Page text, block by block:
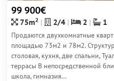
99 900€
75m2 2/4 2 1
Продаются двухкомнатные
площадью 73м2 и 78м2.
столовая, кухня, две спальни,
террасы В непосредственной
школа, гимназия...